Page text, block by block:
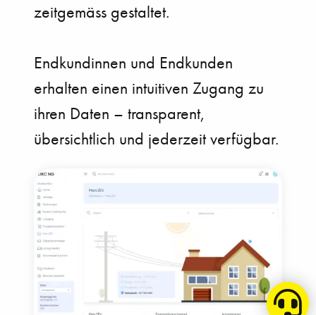
zeitgemäss gestaltet.
Endkundinnen und Endkunden
erhalten einen intuitiven Zugang zu
ihren Daten – transparent,
übersichtlich und jederzeit verfügbar.